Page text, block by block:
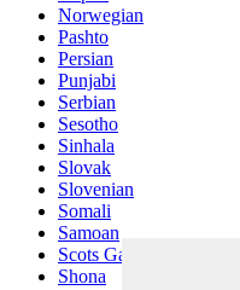
Norwegian
Pashto
Persian
Punjabi
Serbian
Sesotho
Sinhala
Slovak
Slovenian
Somali
Samoan
Scots Gaelic
Shona